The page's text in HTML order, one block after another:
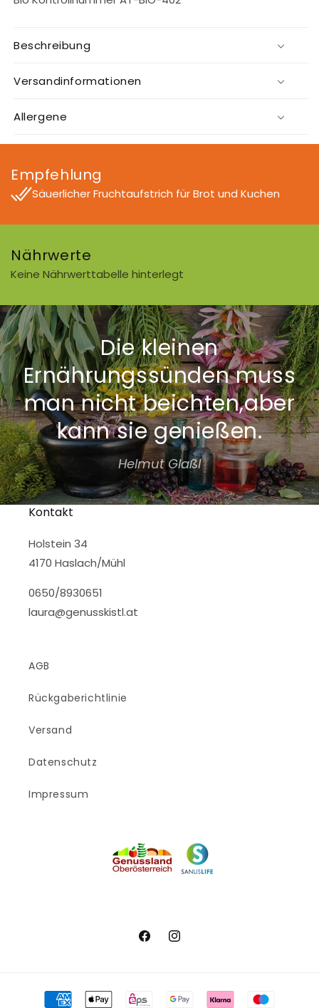
Beschreibung
Versandinformationen
Allergene
Empfehlung
Säuerlicher Fruchtaufstrich für Brot und Kuchen
Nährwerte
Keine Nährwerttabelle hinterlegt
Die kleinen
Ernährungssünden muss
man nicht beichten,aber
kann sie genießen.
Helmut Glaßl
Kontakt
Holstein 34
4170 Haslach/Mühl
0650/8930651
laura@genusskistl.at
AGB
Rückgaberichtlinie
Versand
Datenschutz
Impressum
FacebookInstagram
Zahlungsmethoden